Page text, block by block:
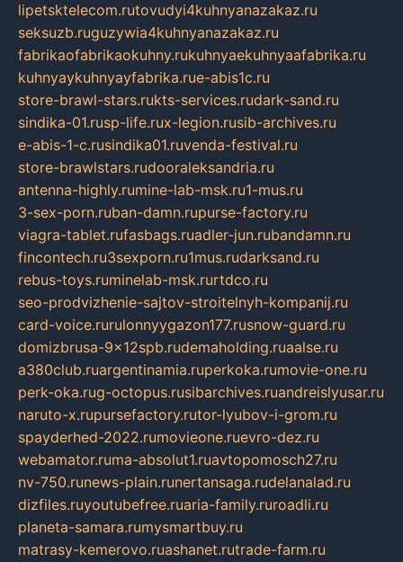
lipetsktelecom.rutovudyi4kuhnyanazakaz.ru
seksuzb.ruguzywia4kuhnyanazakaz.ru
fabrikaofabrikaokuhny.rukuhnyaekuhnyaafabrika.ru
kuhnyaykuhnyayfabrika.rue-abis1c.ru
store-brawl-stars.rukts-services.rudark-sand.ru
sindika-01.rusp-life.rux-legion.rusib-archives.ru
e-abis-1-c.rusindika01.ruvenda-festival.ru
store-brawlstars.rudooraleksandria.ru
antenna-highly.rumine-lab-msk.ru1-mus.ru
3-sex-porn.ruban-damn.rupurse-factory.ru
viagra-tablet.rufasbags.ruadler-jun.rubandamn.ru
fincontech.ru3sexporn.ru1mus.rudarksand.ru
rebus-toys.ruminelab-msk.rurtdco.ru
seo-prodvizhenie-sajtov-stroitelnyh-kompanij.ru
card-voice.rurulonnyygazon177.rusnow-guard.ru
domizbrusa-9x12spb.rudemaholding.ruaalse.ru
a380club.ruargentinamia.ruperkoka.rumovie-one.ru
perk-oka.rug-octopus.rusibarchives.ruandreislyusar.ru
naruto-x.rupursefactory.rutor-lyubov-i-grom.ru
spayderhed-2022.rumovieone.ruevro-dez.ru
webamator.ruma-absolut1.ruavtopomosch27.ru
nv-750.runews-plain.runertansaga.rudelanalad.ru
dizfiles.ruyoutubefree.ruaria-family.ruroadli.ru
planeta-samara.rumysmartbuy.ru
matrasy-kemerovo.ruashanet.rutrade-farm.ru